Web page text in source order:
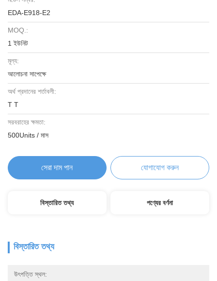
EDA-E918-E2
MOQ.:
1 ইউনিট
মূল্য:
আলোচনা সাপেক্ষে
অর্থ প্রদানের শর্তাবলী:
T T
সরবরাহের ক্ষমতা:
500Units / মাস
সেরা দাম পান যোগাযোগ করুন
বিস্তারিত তথ্য পণ্যের বর্ণনা
বিস্তারিত তথ্য
উৎপত্তি স্থল: